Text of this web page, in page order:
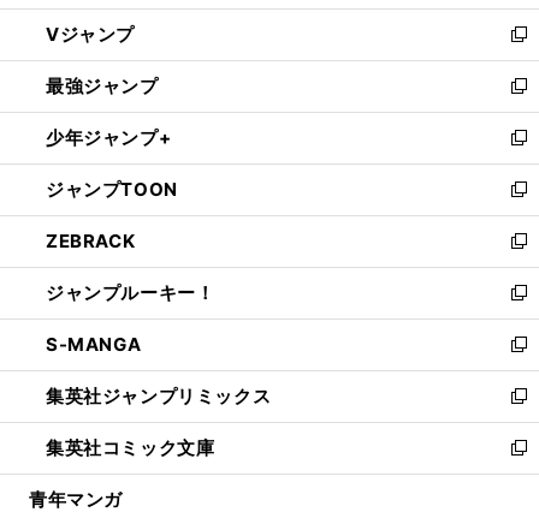
ウ
ィ
ン
ド
ウ
で
開
く
し
い
ウ
ィ
ン
ド
ウ
で
開
く
Vジャンプ
新
し
い
ウ
ィ
ン
ド
ウ
で
開
く
最強ジャンプ
新
し
い
ウ
ィ
ン
ド
ウ
で
開
く
少年ジャンプ+
新
し
い
ウ
ィ
ン
ド
ウ
で
開
く
ジャンプTOON
新
し
い
ウ
ィ
ン
ド
ウ
で
開
く
ZEBRACK
新
し
い
ウ
ィ
ン
ド
ウ
で
開
ジャンプルーキー！
新
し
い
ウ
ィ
ン
ド
ウ
S-MANGA
新
し
い
ウ
ィ
ン
集英社ジャンプリミックス
新
し
い
ウ
集英社コミック文庫
新
し
青年マンガ